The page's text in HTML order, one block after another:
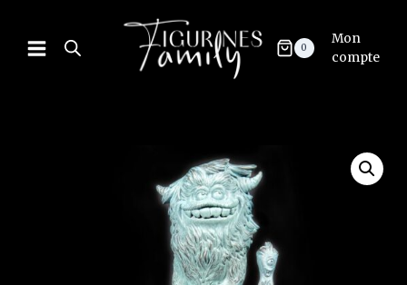
0
Mon
compte